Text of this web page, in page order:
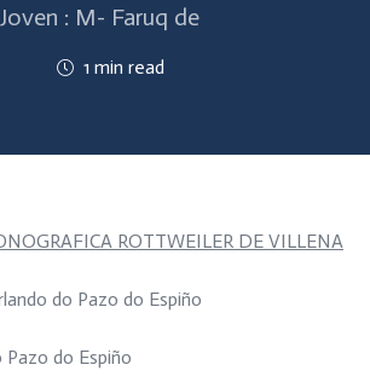
Joven : M- Faruq de
1 min read
ROTTWEILER DE VILLENA
do Pazo do Espiño
do Espiño